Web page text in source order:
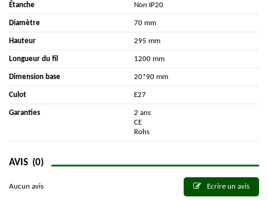
Étanche Non IP20
Diamètre 70 mm
Hauteur 295 mm
Longueur du fil 1200 mm
Dimension base 20*90 mm
Culot E27
Garanties
2 ans
CE
Rohs
AVIS (0)
Aucun avis Ecrire un avis